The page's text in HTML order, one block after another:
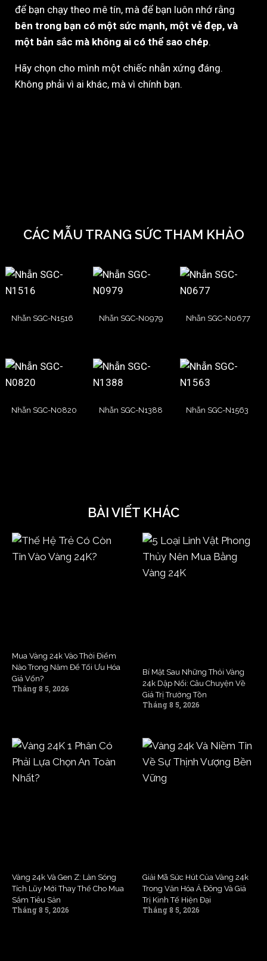
để bạn chạy theo mê tín, mà để bạn luôn nhớ rằng
bên trong bạn có một sức mạnh, một vẻ đẹp, và
một bản sắc mà không ai có thể sao chép.
Hãy chọn cho mình một chiếc nhẫn xứng đáng.
Không phải vì ai khác, mà vì chính bạn.
CÁC MẪU TRANG SỨC THAM KHẢO
Nhẫn SGC-N1516 Nhẫn SGC-N0979 Nhẫn SGC-N0677
Nhẫn SGC-N0820 Nhẫn SGC-N1388 Nhẫn SGC-N1563
BÀI VIẾT KHÁC
Mua Vàng 24k Vào Thời Điểm
Nào Trong Năm Để Tối Ưu Hóa
Giá Vốn?
Tháng 8 5, 2026
Bí Mật Sau Những Thỏi Vàng
24k Dập Nổi: Câu Chuyện Về
Giá Trị Trường Tồn
Tháng 8 5, 2026
Vàng 24k Và Gen Z: Làn Sóng
Tích Lũy Mới Thay Thế Cho Mua
Sắm Tiêu Sản
Tháng 8 5, 2026
Giải Mã Sức Hút Của Vàng 24k
Trong Văn Hóa Á Đông Và Giá
Trị Kinh Tế Hiện Đại
Tháng 8 5, 2026